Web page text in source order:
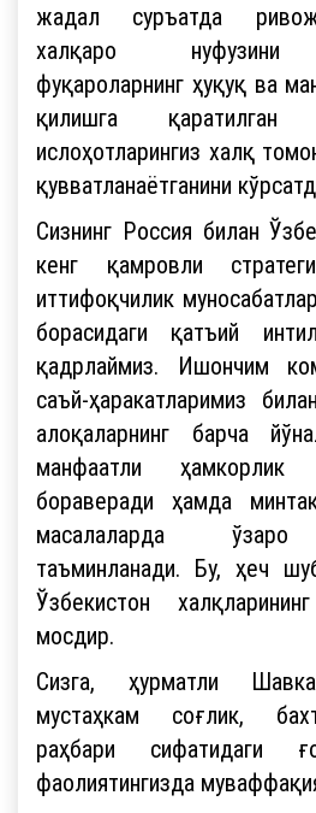
жадал суръатда
халқаро нуфузини
фуқароларнинг ҳуқуқ ва
қилишга
ислоҳотларингиз халқ
қувватланаётганини
Сизнинг Россия билан
кенг қамровли
иттифоқчилик
борасидаги қатъий
қадрлаймиз. Ишончим
саъй-ҳаракатларимиз
алоқаларнинг барча
манфаатли ҳамкорлик
бораверади ҳамда
масалаларда ўзаро
таъминланади. Бу, ҳеч
Ўзбекистон
мосдир.
Сизга, ҳурматли
мустаҳкам соғлик,
раҳбари сифатидаги
фаолиятингизда